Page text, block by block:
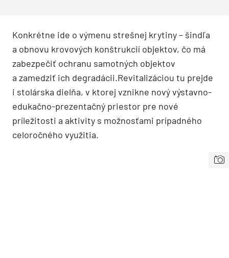
Konkrétne ide o výmenu strešnej krytiny – šindľa
a obnovu krovových konštrukcií objektov, čo má
zabezpečiť ochranu samotných objektov
a zamedziť ich degradácii.Revitalizáciou tu prejde
i stolárska dielňa, v ktorej vznikne nový výstavno-
edukačno-prezentačný priestor pre nové
príležitosti a aktivity s možnosťami prípadného
celoročného využitia.